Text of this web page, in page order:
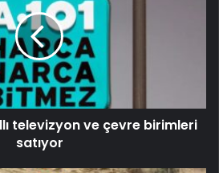
televizyon ve çevre birimleri
satıyor